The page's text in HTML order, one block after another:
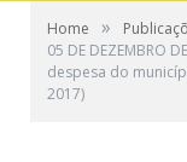
Home »
05 DE DEZEMBRO
despesa do
2017)